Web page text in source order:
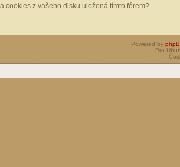
cookies z vašeho disku uložená tímto fórem?
Powered by
Pro